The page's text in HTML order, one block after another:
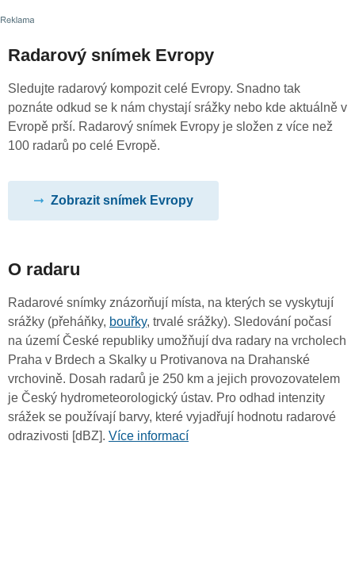
Radarový snímek Evropy
Sledujte radarový kompozit celé Evropy. Snadno tak
poznáte odkud se k nám chystají srážky nebo kde aktuálně v
Evropě prší. Radarový snímek Evropy je složen z více než
100 radarů po celé Evropě.
Zobrazit snímek Evropy
O radaru
Radarové snímky znázorňují místa, na kterých se vyskytují
srážky (přeháňky, bouřky, trvalé srážky). Sledování počasí
na území České republiky umožňují dva radary na vrcholech
Praha v Brdech a Skalky u Protivanova na Drahanské
vrchovině. Dosah radarů je 250 km a jejich provozovatelem
je Český hydrometeorologický ústav. Pro odhad intenzity
srážek se používají barvy, které vyjadřují hodnotu radarové
odrazivosti [dBZ]. Více informací